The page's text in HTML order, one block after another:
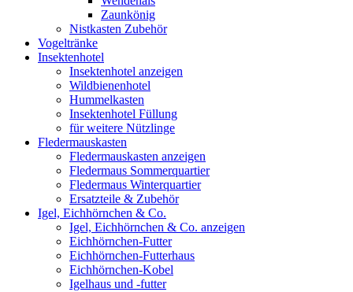
Zaunkönig
Nistkasten Zubehör
Vogeltränke
Insektenhotel
Insektenhotel anzeigen
Wildbienenhotel
Hummelkasten
Insektenhotel Füllung
für weitere Nützlinge
Fledermauskasten
Fledermauskasten anzeigen
Fledermaus Sommerquartier
Fledermaus Winterquartier
Ersatzteile & Zubehör
Igel, Eichhörnchen & Co.
Igel, Eichhörnchen & Co. anzeigen
Eichhörnchen-Futter
Eichhörnchen-Futterhaus
Eichhörnchen-Kobel
Igelhaus und -futter